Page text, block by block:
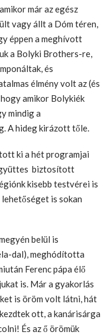
már az egész
vagy állt a Dóm téren,
éppen a meghívott
a Bolyki Brothers-re,
és
élmény volt az (és
amikor Bolykiék
mindig a
A hideg kirázott tőle.
ki a hét programjai
biztosított
kisebb testvérei is
is sokan
belül is
dal), meghódította
Ferenc pápa élő
is. Már a gyakorlás
is öröm volt látni, hát
ott, a kanárisárga
És az ő örömük